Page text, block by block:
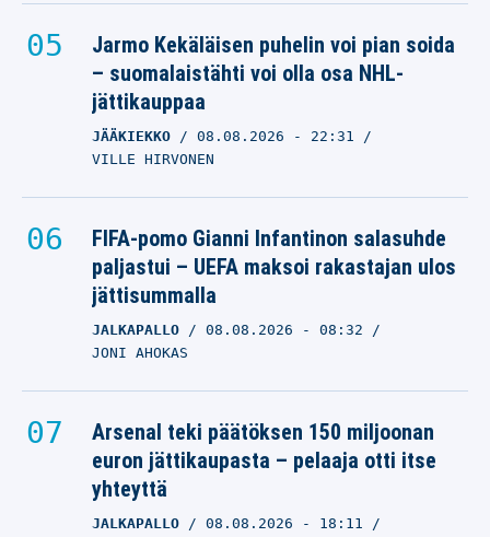
Jarmo Kekäläisen puhelin voi pian soida
– suomalaistähti voi olla osa NHL-
jättikauppaa
JÄÄKIEKKO 08.08.2026 - 22:31
VILLE HIRVONEN
FIFA-pomo Gianni Infantinon salasuhde
paljastui – UEFA maksoi rakastajan ulos
jättisummalla
JALKAPALLO 08.08.2026 - 08:32
JONI AHOKAS
Arsenal teki päätöksen 150 miljoonan
euron jättikaupasta – pelaaja otti itse
yhteyttä
JALKAPALLO 08.08.2026 - 18:11